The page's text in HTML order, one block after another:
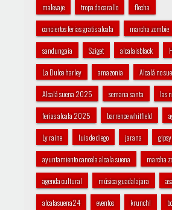
malevaje tropa do carallo flecha
conciertos ferias gratis alcala marcha zombie
sandungaia Sziget alcalaisblack
La Dulce harley amazonia Alcalá no
Alcalá suena 2025 semana santa las
ferias alcala 2025 barrence whitfield
Ly raine luis de diego jarana
ayuntamiento cancela alcala suena marcha
agenda cultural música guadalajara
alcalasuena24 eventos krunch!